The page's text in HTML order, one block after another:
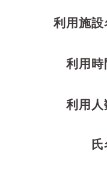
利用施設
利用時
利用人
氏